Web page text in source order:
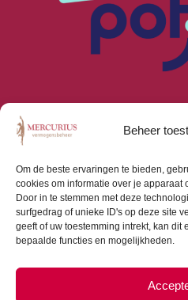
Beheer
Om de beste ervaringen te bieden,
cookies om informatie over je apparaat
Door in te stemmen met deze
surfgedrag of unieke ID's op deze site
geeft of uw toestemming intrekt, kan
bepaalde functies en mogelijkheden.
Algemene